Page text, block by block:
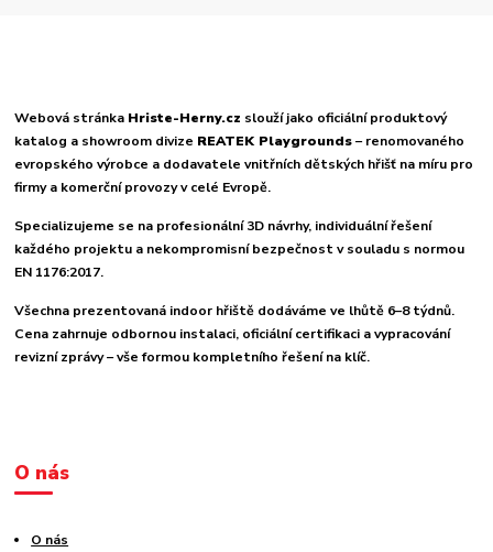
Webová stránka Hriste-Herny.cz slouží jako oficiální produktový
katalog a showroom divize REATEK Playgrounds– renomovaného
evropského výrobce a dodavatele vnitřních dětských hřišť na míru pro
firmy a komerční provozy v celé Evropě.
Specializujeme se na profesionální 3D návrhy, individuální řešení
každého projektu a nekompromisní bezpečnost v souladu s normou
EN 1176:2017.
Všechna prezentovaná indoor hřiště dodáváme ve lhůtě 6–8 týdnů.
Cena zahrnuje odbornou instalaci, oficiální certifikaci a vypracování
revizní zprávy – vše formou kompletního řešení na klíč.
O nás
O nás